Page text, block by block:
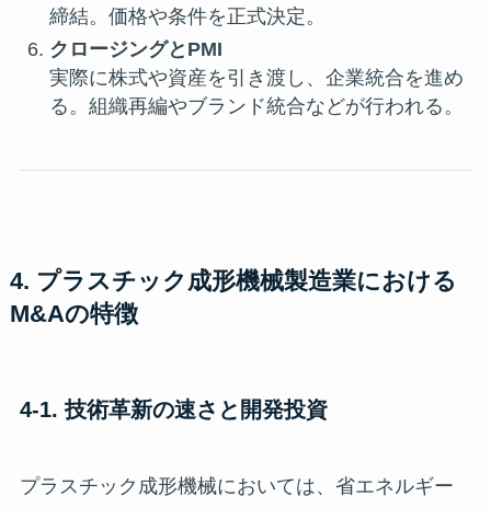
締結。価格や条件を正式決定。
クロージングとPMI
実際に株式や資産を引き渡し、企業統合を進め
る。組織再編やブランド統合などが行われる。
4. プラスチック成形機械製造業における
M&Aの特徴
4-1. 技術革新の速さと開発投資
プラスチック成形機械においては、省エネルギー